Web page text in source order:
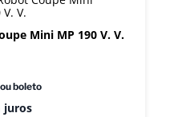
Mini MP 190 V. V.
boleto
juros